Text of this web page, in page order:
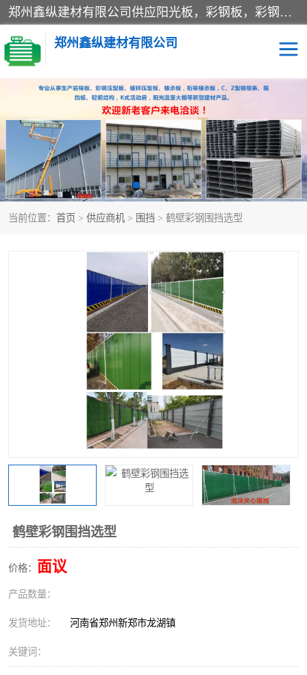
郑州鑫纵建材有限公司供应阳光板，彩钢板，彩钢钢构工程是一家集生产销售租赁安装于一体的企业，主要生产PC采光板，耐力板，仿古琉璃采光板，岩棉板、彩钢压型板、镀锌压型板、桁架楼承板，C、Z型钢檩条、围挡板、轻钢结构，阳光温室大棚等新型建材产品。公司旗下有多台移动式高空压瓦机租赁，承接全国各地业务，专业对外租赁各种型号压瓦机。
郑州鑫纵建材有限公司
当前位置： 首页 > 供应商机 > 围挡 > 鹤壁彩钢围挡选型
鹤壁彩钢围挡选型
价格： 面议
产品数量：
发货地址： 河南省郑州新郑市龙湖镇
关键词：
高空瓦机租赁 ASA合成树脂仿古瓦
CZ型钢 FRP采光板
PC多层板 PC耐力板
建筑围挡 楼层板
压型彩钢板
钢结构配件
彩钢板
生产加工单板复合围挡 市